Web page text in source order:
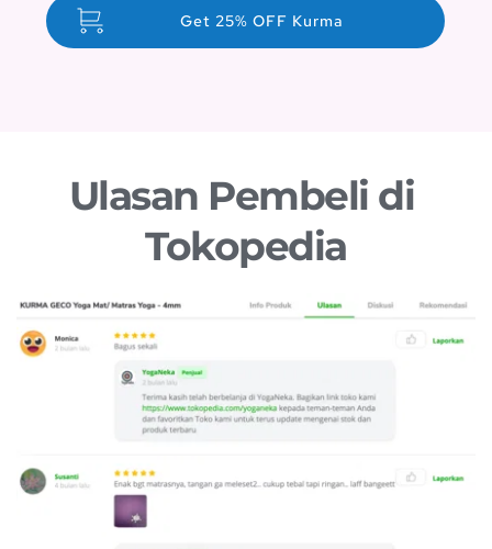
Get 25% OFF Kurma
Ulasan Pembeli di
Tokopedia